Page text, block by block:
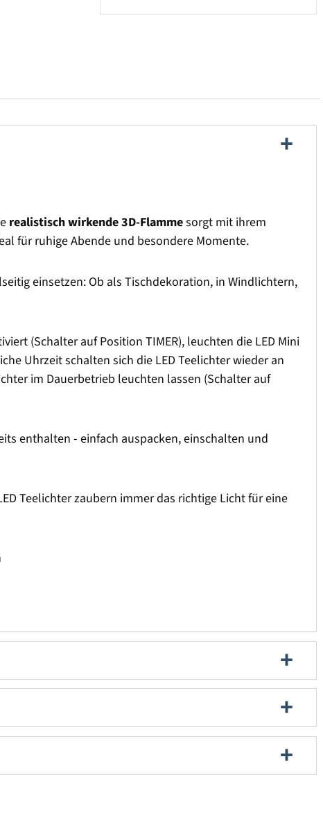
realistisch wirkende 3D-Flammesorgt mit ihrem
für ruhige Abende und besondere Momente.
einsetzen: Ob als Tischdekoration, in Windlichtern,
(Schalter auf Position TIMER), leuchten die LED Mini
Uhrzeit schalten sich die LED Teelichter wieder an
im Dauerbetrieb leuchten lassen (Schalter auf
enthalten - einfach auspacken, einschalten und
Teelichter zaubern immer das richtige Licht für eine